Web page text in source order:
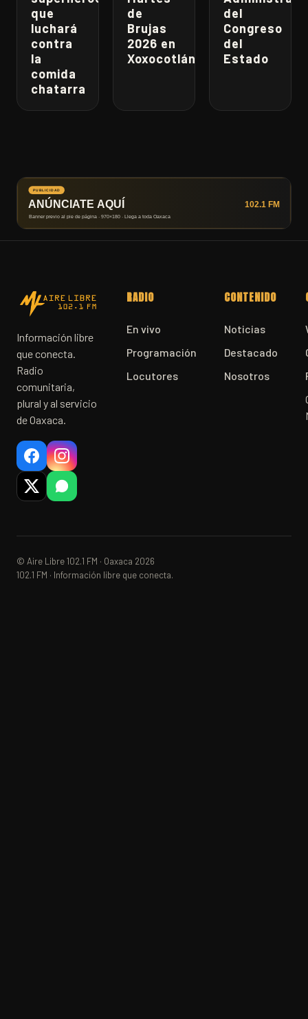
que
luchará
contra
la
comida
chatarra
de
Brujas
2026 en
Xoxocotlán
del
Congreso
del
Estado
Información libre
que conecta.
Radio
comunitaria,
plural y al servicio
de Oaxaca.
RADIO
En vivo
Programación
Locutores
CONTENIDO
Noticias
Destacado
Nosotros
© Aire Libre 102.1 FM · Oaxaca 2026
102.1 FM · Información libre que conecta.